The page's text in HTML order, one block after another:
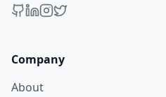
Company
About